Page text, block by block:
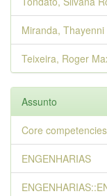
Miranda,
Teixeira, Roger
Assunto
Core competencies
ENGENHARIAS